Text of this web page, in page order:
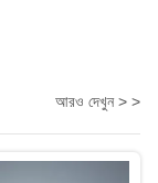
আরও দেখুন > >